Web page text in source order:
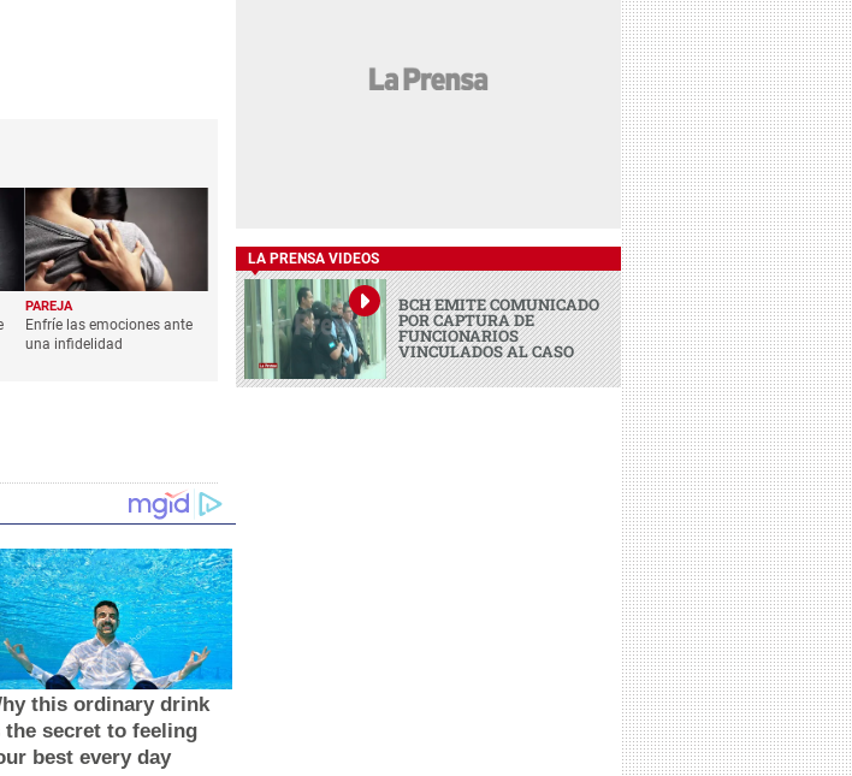
PAREJA
Enfríe las emociones ante
una infidelidad
this ordinary drink
the secret to feeling
best every day
LA PRENSA VIDEOS
BCH EMITE COMUNICADO
POR CAPTURA DE
FUNCIONARIOS
VINCULADOS AL CASO